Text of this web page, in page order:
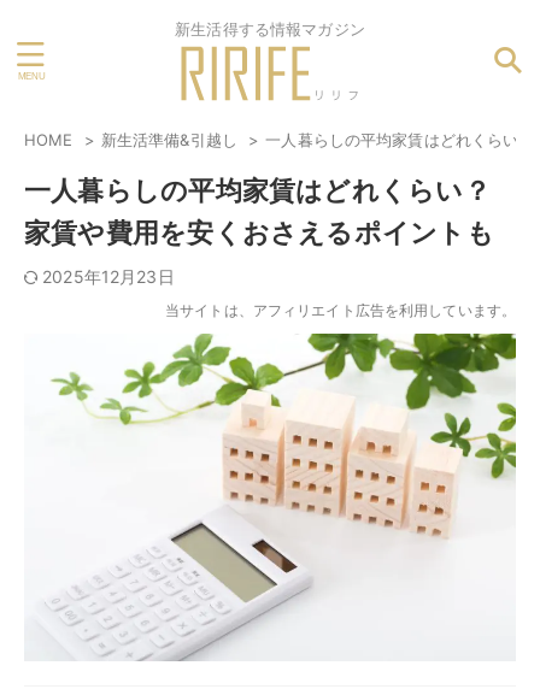
新生活得する情報マガジン
HOME 新生活準備&引越し 一人暮らしの平均家賃はどれくらい
一人暮らしの平均家賃はどれくらい？
家賃や費用を安くおさえるポイントも
2025年12月23日
当サイトは、アフィリエイト広告を利用しています。